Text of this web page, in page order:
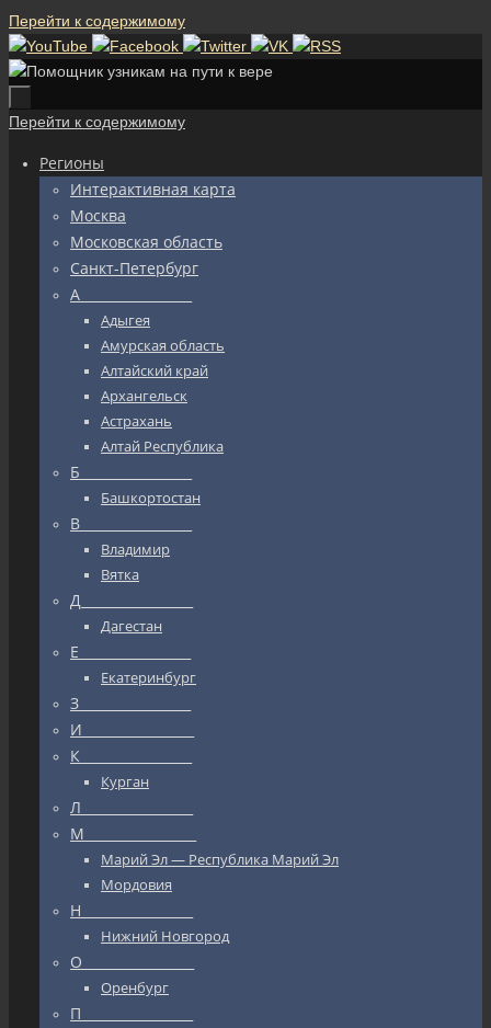
Перейти к содержимому
Перейти к содержимому
Регионы
Интерактивная карта
Москва
Московская область
Санкт-Петербург
А_________________
Адыгея
Амурская область
Алтайский край
Архангельск
Астрахань
Алтай Республика
Б_________________
Башкортостан
В_________________
Владимир
Вятка
Д_________________
Дагестан
Е_________________
Екатеринбург
З_________________
И_________________
К_________________
Курган
Л_________________
М_________________
Марий Эл — Республика Марий Эл
Мордовия
Н_________________
Нижний Новгород
О_________________
Оренбург
П_________________